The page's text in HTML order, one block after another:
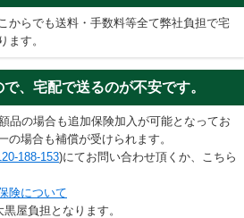
からでも送料・手数料等全て弊社負担で宅
ます。
、宅配で送るのが不安です。
品の場合も追加保険加入が可能となってお
の場合も補償が受けられます。
188-153)にてお問い合わせ頂くか、こちら
険について
屋負担となります。